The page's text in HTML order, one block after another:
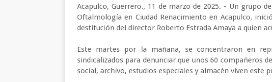
Acapulco, Guerrero., 11 de marzo de 2025. - Un grupo
Oftalmología en Ciudad Renacimiento en Acapulco,
destitución del director Roberto Estrada Amaya a quien
Este martes por la mañana, se concentraron en
sindicalizados para denunciar que unos 60 compañeros
social, archivo, estudios especiales y almacén viven este